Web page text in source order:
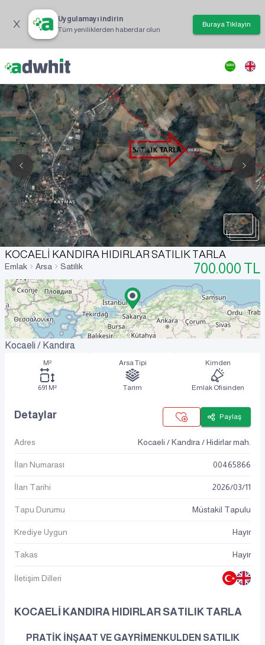
Uygulamayı indirin
Tüm yeniliklerden haberdar olun
Buraya Tıklayın
KOCAELİ KANDIRA HIDIRLAR SATILIK TARLA
Emlak Arsa Satılık 700.000 TL
Kocaeli / Kandıra
M²
691 M²
Arsa Tipi
Tarım
Kimden
Emlak Ofisinden
Detaylar Paylaş
Adres Kocaeli / Kandıra / Hidirlar mah.
İlan Numarası 00465866
İlan Tarihi 2026/03/11
Tapu Durumu Müstakil Tapulu
Krediye Uygun Hayır
Takas Hayır
İletişim Dilleri
KOCAELİ KANDIRA HIDIRLAR SATILIK TARLA
PRATİK İNŞAAT VE GAYRİMENKULDEN SATILIK